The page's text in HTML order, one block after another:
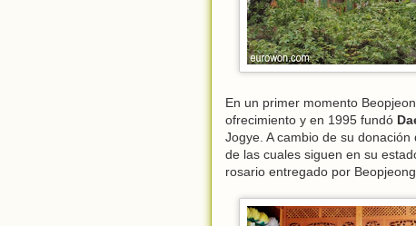
En un primer momento
ofrecimiento y en 1995 fundó
Jogye. A cambio de su
de las cuales siguen en su
rosario entregado por Beopjeong.